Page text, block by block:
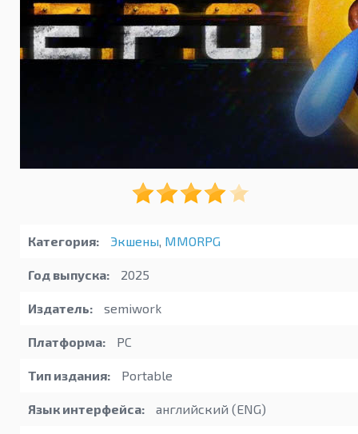
Категория: Экшены, MMORPG
Год выпуска: 2025
Издатель: semiwork
Платформа: PC
Тип издания: Portable
Язык интерфейса: английский (ENG)